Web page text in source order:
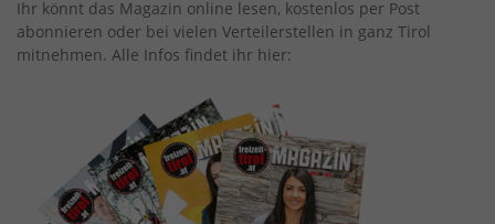
Ihr könnt das Magazin online lesen, kostenlos per Post
abonnieren oder bei vielen Verteilerstellen in ganz Tirol
mitnehmen. Alle Infos findet ihr hier: